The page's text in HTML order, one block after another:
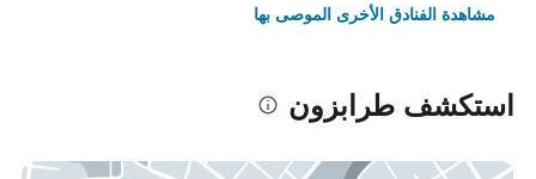
مشاهدة الفنادق الأخرى الموصى بها
استكشف طرابزون